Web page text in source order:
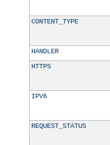
CONTENT_TYPE
HANDLER
HTTPS
IPV6
REQUEST_STATUS